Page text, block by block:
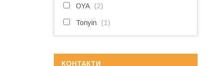
OYA 2
Tonyin 1
КОНТАКТИ